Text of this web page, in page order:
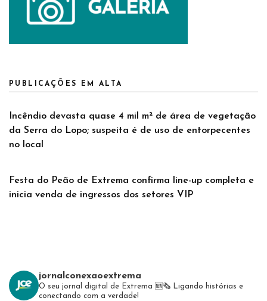
PUBLICAÇÕES EM ALTA
Incêndio devasta quase 4 mil m² de área de vegetação
da Serra do Lopo; suspeita é de uso de entorpecentes
no local
Festa do Peão de Extrema confirma line-up completa e
inicia venda de ingressos dos setores VIP
jornalconexaoextrema
O seu jornal digital de Extrema 🆕️🗞 Ligando histórias e
conectando com a verdade!